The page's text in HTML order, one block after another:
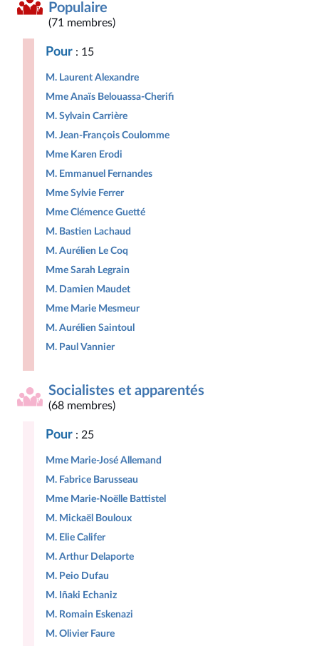
Populaire
(71 membres)
Pour : 15
M. Laurent Alexandre
Mme Anaïs Belouassa-Cherifi
M. Sylvain Carrière
M. Jean-François Coulomme
Mme Karen Erodi
M. Emmanuel Fernandes
Mme Sylvie Ferrer
Mme Clémence Guetté
M. Bastien Lachaud
M. Aurélien Le Coq
Mme Sarah Legrain
M. Damien Maudet
Mme Marie Mesmeur
M. Aurélien Saintoul
M. Paul Vannier
Socialistes et apparentés
(68 membres)
Pour : 25
Mme Marie-José Allemand
M. Fabrice Barusseau
Mme Marie-Noëlle Battistel
M. Mickaël Bouloux
M. Elie Califer
M. Arthur Delaporte
M. Peio Dufau
M. Iñaki Echaniz
M. Romain Eskenazi
M. Olivier Faure